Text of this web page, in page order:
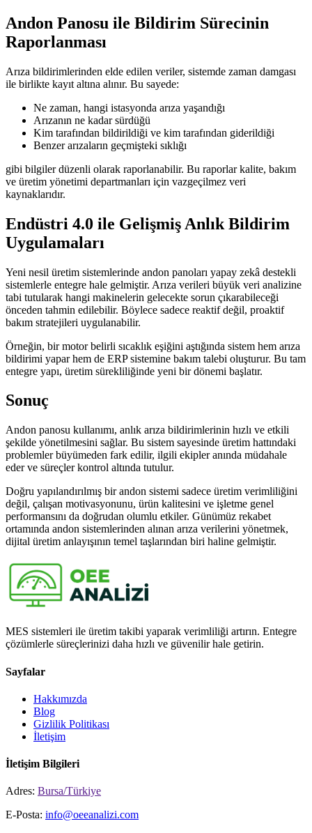
Andon Panosu ile Bildirim Sürecinin
Raporlanması
Arıza bildirimlerinden elde edilen veriler, sistemde zaman damgası
ile birlikte kayıt altına alınır. Bu sayede:
Ne zaman, hangi istasyonda arıza yaşandığı
Arızanın ne kadar sürdüğü
Kim tarafından bildirildiği ve kim tarafından giderildiği
Benzer arızaların geçmişteki sıklığı
gibi bilgiler düzenli olarak raporlanabilir. Bu raporlar kalite, bakım
ve üretim yönetimi departmanları için vazgeçilmez veri
kaynaklarıdır.
Endüstri 4.0 ile Gelişmiş Anlık Bildirim
Uygulamaları
Yeni nesil üretim sistemlerinde andon panoları yapay zekâ destekli
sistemlerle entegre hale gelmiştir. Arıza verileri büyük veri analizine
tabi tutularak hangi makinelerin gelecekte sorun çıkarabileceği
önceden tahmin edilebilir. Böylece sadece reaktif değil, proaktif
bakım stratejileri uygulanabilir.
Örneğin, bir motor belirli sıcaklık eşiğini aştığında sistem hem arıza
bildirimi yapar hem de ERP sistemine bakım talebi oluşturur. Bu tam
entegre yapı, üretim sürekliliğinde yeni bir dönemi başlatır.
Sonuç
Andon panosu kullanımı, anlık arıza bildirimlerinin hızlı ve etkili
şekilde yönetilmesini sağlar. Bu sistem sayesinde üretim hattındaki
problemler büyümeden fark edilir, ilgili ekipler anında müdahale
eder ve süreçler kontrol altında tutulur.
Doğru yapılandırılmış bir andon sistemi sadece üretim verimliliğini
değil, çalışan motivasyonunu, ürün kalitesini ve işletme genel
performansını da doğrudan olumlu etkiler. Günümüz rekabet
ortamında andon sistemlerinden alınan arıza verilerini yönetmek,
dijital üretim anlayışının temel taşlarından biri haline gelmiştir.
MES sistemleri ile üretim takibi yaparak verimliliği artırın. Entegre
çözümlerle süreçlerinizi daha hızlı ve güvenilir hale getirin.
Sayfalar
Hakkımızda
Blog
Gizlilik Politikası
İletişim
İletişim Bilgileri
Adres: Bursa/Türkiye
E-Posta: info@oeeanalizi.com